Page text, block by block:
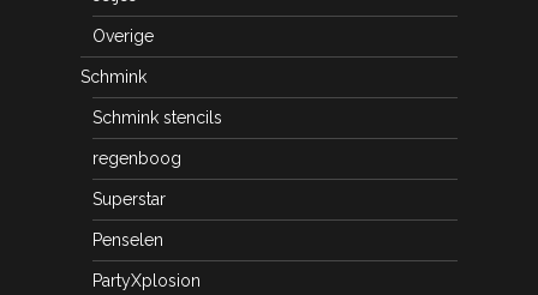
Overige
Schmink
Schmink stencils
regenboog
Superstar
Penselen
PartyXplosion